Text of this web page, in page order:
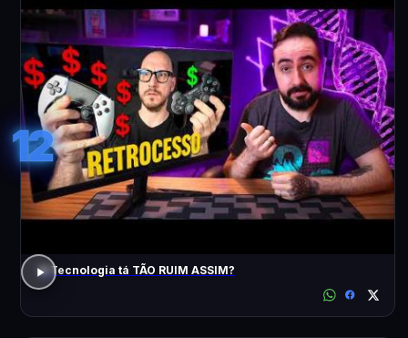
12
A Tecnologia tá TÃO RUIM ASSIM?